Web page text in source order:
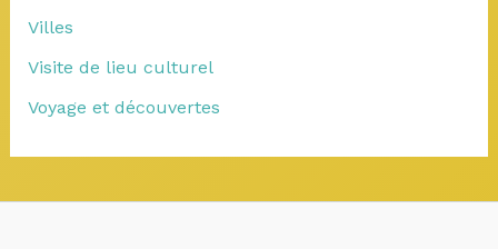
Villes
Visite de lieu culturel
Voyage et découvertes